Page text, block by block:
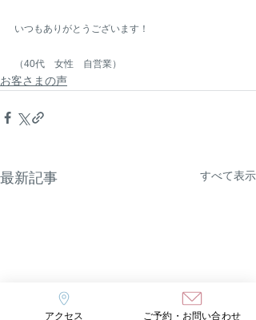
いつもありがとうございます！
（40代　女性　自営業）
お客さまの声
最新記事 すべて表示
アクセス ご予約・お問い合わせ